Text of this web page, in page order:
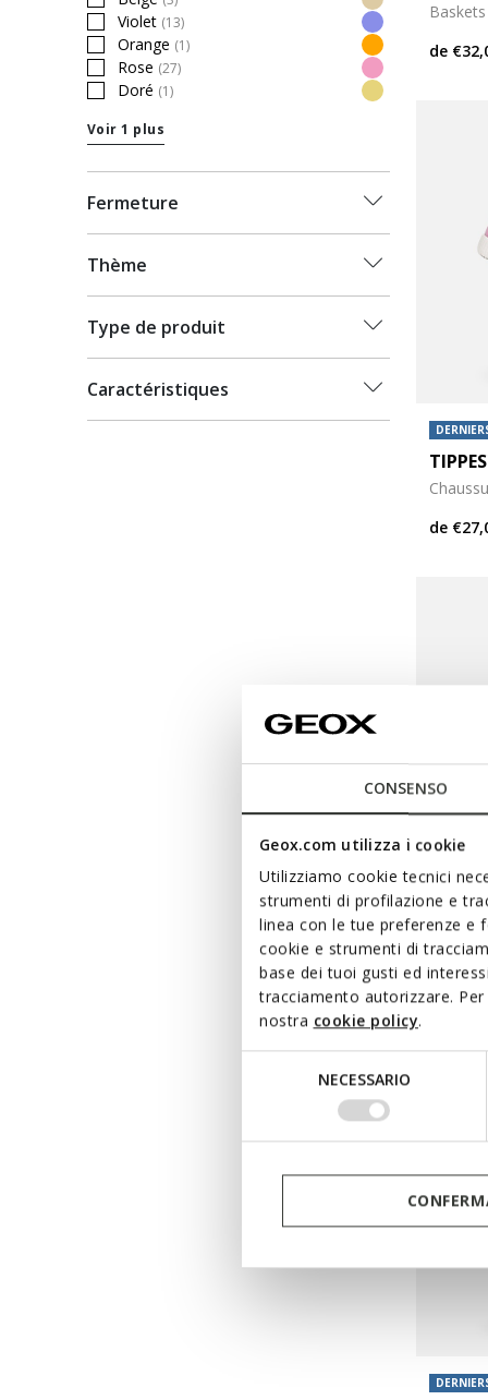
CONSENSO
Geox.com utilizza i cookie
Utilizziamo cookie tecnici
strumenti di profilazione e
linea con le tue preferenze e
cookie e strumenti di
base dei tuoi gusti ed
tracciamento autorizzare.
nostra cookie policy.
NECESSARIO
Refine by Couleur: Beige
Violet (13)
Refine by Couleur: Violet
Orange (1)
Refine by Couleur: Orange
Rose (27)
Refine by Couleur: Rose
Doré (1)
Refine by Couleur: Doré
Voir 1 plus
Fermeture
Thème
Type de produit
Caractéristiques
de
de
de